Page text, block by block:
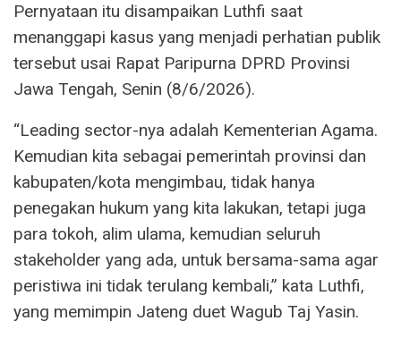
Pernyataan itu disampaikan Luthfi saat
menanggapi kasus yang menjadi perhatian publik
tersebut usai Rapat Paripurna DPRD Provinsi
Jawa Tengah, Senin (8/6/2026).
“Leading sector-nya adalah Kementerian Agama.
Kemudian kita sebagai pemerintah provinsi dan
kabupaten/kota mengimbau, tidak hanya
penegakan hukum yang kita lakukan, tetapi juga
para tokoh, alim ulama, kemudian seluruh
stakeholder yang ada, untuk bersama-sama agar
peristiwa ini tidak terulang kembali,” kata Luthfi,
yang memimpin Jateng duet Wagub Taj Yasin.